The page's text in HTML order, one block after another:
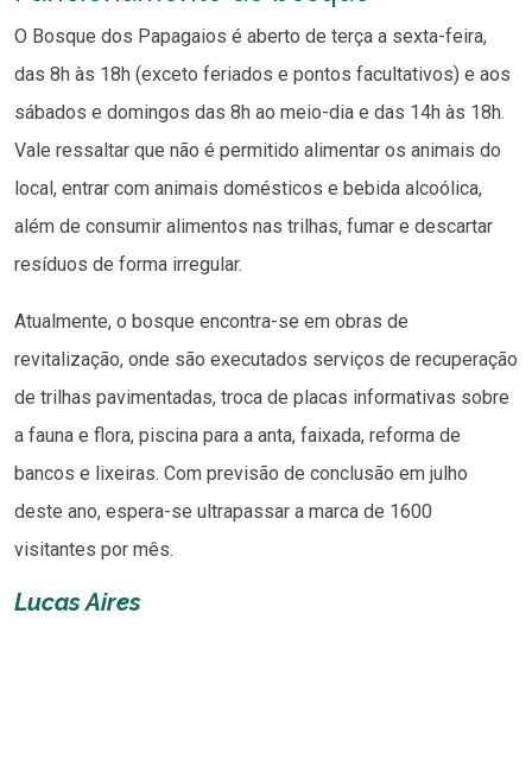
O Bosque dos Papagaios é aberto de terça a sexta-feira,
das 8h às 18h (exceto feriados e pontos facultativos) e aos
sábados e domingos das 8h ao meio-dia e das 14h às 18h.
Vale ressaltar que não é permitido alimentar os animais do
local, entrar com animais domésticos e bebida alcoólica,
além de consumir alimentos nas trilhas, fumar e descartar
resíduos de forma irregular.
Atualmente, o bosque encontra-se em obras de
revitalização, onde são executados serviços de recuperação
de trilhas pavimentadas, troca de placas informativas sobre
a fauna e flora, piscina para a anta, faixada, reforma de
bancos e lixeiras. Com previsão de conclusão em julho
deste ano, espera-se ultrapassar a marca de 1600
visitantes por mês.
Lucas Aires